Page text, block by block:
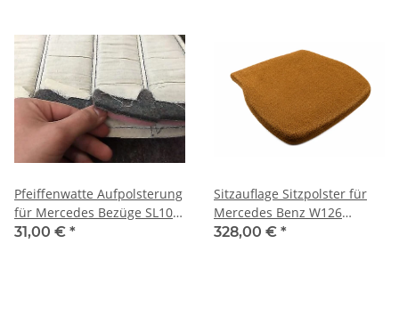
Pfeiffenwatte Aufpolsterung
für Mercedes Bezüge SL107
W123 W114 W115 W109
31,00 € *
Sitzauflage Sitzpolster für
Mercedes Benz W126
Gummikokos
328,00 € *